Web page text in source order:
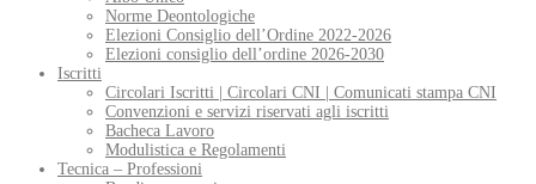
Norme Deontologiche
Elezioni Consiglio dell’Ordine 2022-2026
Elezioni consiglio dell’ordine 2026-2030
Iscritti
Circolari Iscritti | Circolari CNI | Comunicati stampa CNI
Convenzioni e servizi riservati agli iscritti
Bacheca Lavoro
Modulistica e Regolamenti
Tecnica – Professioni